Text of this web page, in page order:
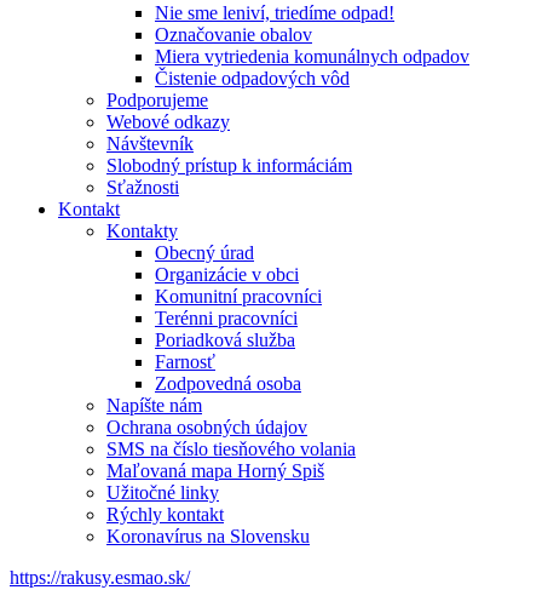
Nie sme leniví, triedíme odpad!
Označovanie obalov
Miera vytriedenia komunálnych odpadov
Čistenie odpadových vôd
Podporujeme
Webové odkazy
Návštevník
Slobodný prístup k informáciám
Sťažnosti
Kontakt
Kontakty
Obecný úrad
Organizácie v obci
Komunitní pracovníci
Terénni pracovníci
Poriadková služba
Farnosť
Zodpovedná osoba
Napíšte nám
Ochrana osobných údajov
SMS na číslo tiesňového volania
Maľovaná mapa Horný Spiš
Užitočné linky
Rýchly kontakt
Koronavírus na Slovensku
https://rakusy.esmao.sk/